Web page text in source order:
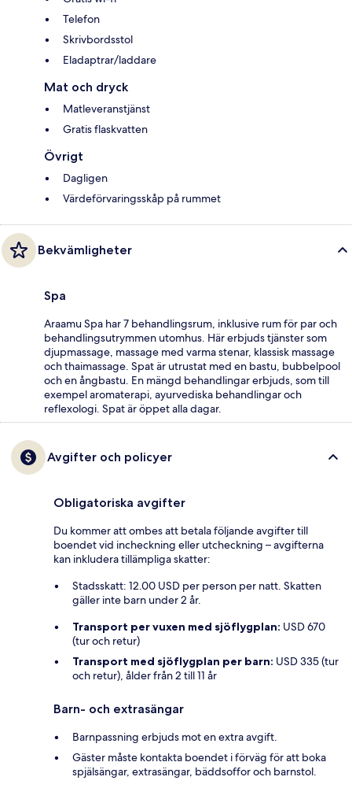
Telefon
Skrivbordsstol
Eladaptrar/laddare
Mat och dryck
Matleveranstjänst
Gratis flaskvatten
Övrigt
Dagligen
Värdeförvaringsskåp på rummet
Bekvämligheter
Spa
Araamu Spa har 7 behandlingsrum, inklusive rum för par och
behandlingsutrymmen utomhus. Här erbjuds tjänster som
djupmassage, massage med varma stenar, klassisk massage
och thaimassage. Spat är utrustat med en bastu, bubbelpool
och en ångbastu. En mängd behandlingar erbjuds, som till
exempel aromaterapi, ayurvediska behandlingar och
reflexologi. Spat är öppet alla dagar.
Avgifter och policyer
Obligatoriska avgifter
Du kommer att ombes att betala följande avgifter till
boendet vid incheckning eller utcheckning – avgifterna
kan inkludera tillämpliga skatter:
Stadsskatt: 12.00 USD per person per natt. Skatten
gäller inte barn under 2 år.
Transport per vuxen med sjöflygplan: USD 670
(tur och retur)
Transport med sjöflygplan per barn: USD 335 (tur
och retur), ålder från 2 till 11 år
Barn- och extrasängar
Barnpassning erbjuds mot en extra avgift.
Gäster måste kontakta boendet i förväg för att boka
spjälsängar, extrasängar, bäddsoffor och barnstol.